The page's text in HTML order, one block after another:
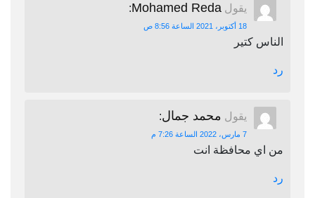
يقول Mohamed Reda
:
18 أكتوبر، 2021 الساعة 8:56 ص
الناس كتير
رد
يقول محمد جمال:
7 مارس، 2022 الساعة 7:26 م
من اي محافظة انت
رد